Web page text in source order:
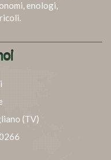
enologi,
(TV)